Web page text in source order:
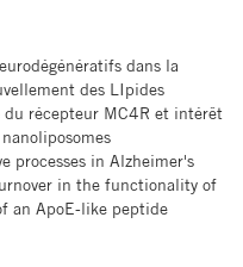
dans la
des LIpides
récepteur MC4R et intérêt
processes in Alzheimer's
in the functionality of
an ApoE-like peptide